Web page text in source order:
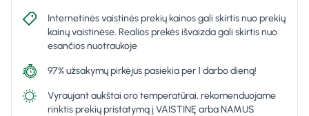
Internetinės vaistinės prekių kainos gali skirtis nuo prekių
kainų vaistinėse. Realios prekės išvaizda gali skirtis nuo
esančios nuotraukoje
97% užsakymų pirkėjus pasiekia per 1 darbo dieną!
Vyraujant aukštai oro temperatūrai, rekomenduojame
rinktis prekių pristatymą į VAISTINĘ arba NAMUS